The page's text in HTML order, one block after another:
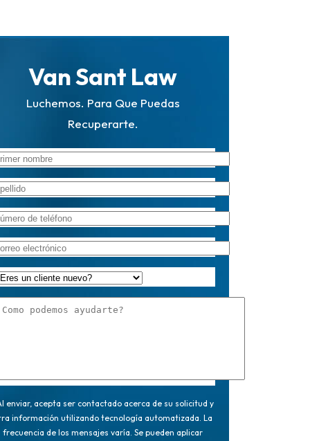
Van Sant Law
Luchemos. Para Que Puedas
Recuperarte.
enviar, acepta ser contactado acerca de su solicitud y
información utilizando tecnología automatizada. La
frecuencia de los mensajes varía. Se pueden aplicar